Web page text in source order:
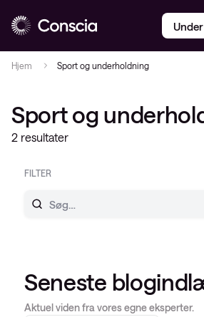
Hjem Sport og underholdning
Sport og
2 resultater
FILTER
Seneste
Aktuel viden fra vores egne eksperter.